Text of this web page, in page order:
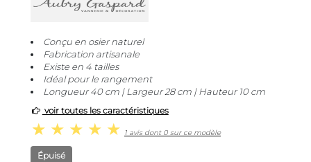
Conçu en osier naturel
Fabrication artisanale
Existe en 4 tailles
Idéal pour le rangement
Longueur 40 cm | Largeur 28 cm | Hauteur 10 cm
voir toutes les caractéristiques
1 avis dont 0 sur ce modèle
Épuisé